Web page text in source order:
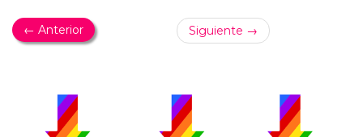
← Anterior Siguiente →